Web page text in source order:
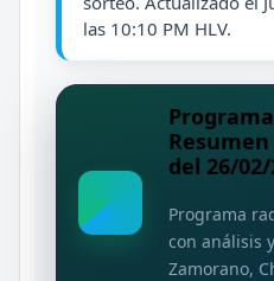
las 10:10 PM HLV.
del 26/02/
Programa
con análisis
Zamorano,